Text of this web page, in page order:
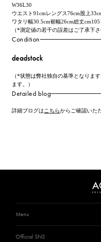
W36L30
ウエスト91cmレングス76cm股上
ワタリ幅30.5cm裾幅26cm総丈cm105
（*測定値の若干の誤差はご了承下さ
Condition
deadstock
（*状態は弊社独自の基準となりま
ます。）
Detailed blog
詳細ブログは こちらからご確認いた
Menu
Official SNS